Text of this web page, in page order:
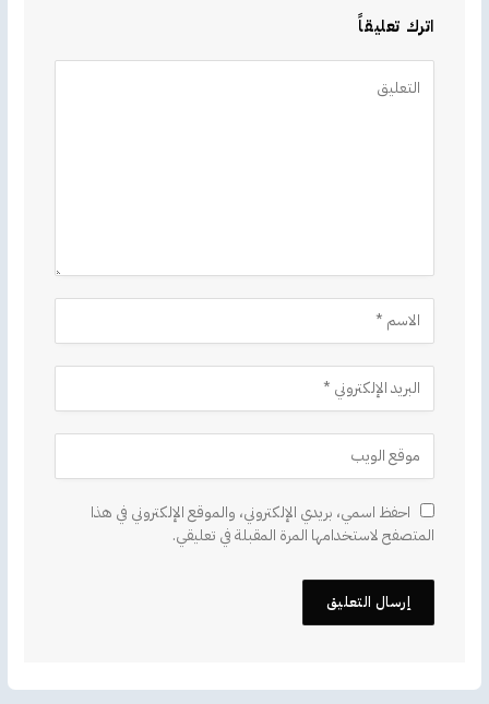
اترك تعليقاً
احفظ اسمي، بريدي الإلكتروني، والموقع الإلكتروني في هذا
المتصفح لاستخدامها المرة المقبلة في تعليقي.